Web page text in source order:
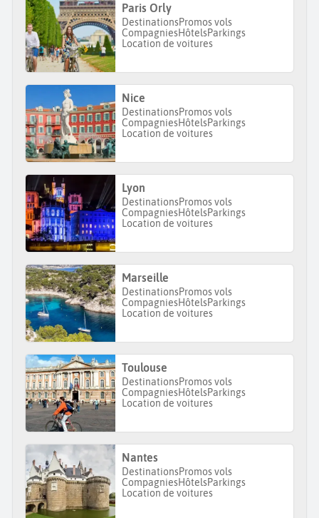
Paris Orly
DestinationsPromos vols
CompagniesHôtelsParkings
Location de voitures
Nice
DestinationsPromos vols
CompagniesHôtelsParkings
Location de voitures
Lyon
DestinationsPromos vols
CompagniesHôtelsParkings
Location de voitures
Marseille
DestinationsPromos vols
CompagniesHôtelsParkings
Location de voitures
Toulouse
DestinationsPromos vols
CompagniesHôtelsParkings
Location de voitures
Nantes
DestinationsPromos vols
CompagniesHôtelsParkings
Location de voitures